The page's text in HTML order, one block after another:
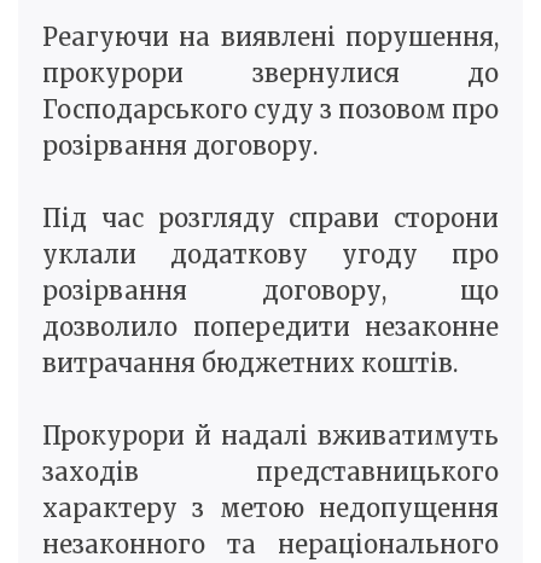
Реагуючи на виявлені порушення,
прокурори звернулися до
Господарського суду з позовом про
розірвання договору.
Під час розгляду справи сторони
уклали додаткову угоду про
розірвання договору, що
дозволило попередити незаконне
витрачання бюджетних коштів.
Прокурори й надалі вживатимуть
заходів представницького
характеру з метою недопущення
незаконного та нераціонального